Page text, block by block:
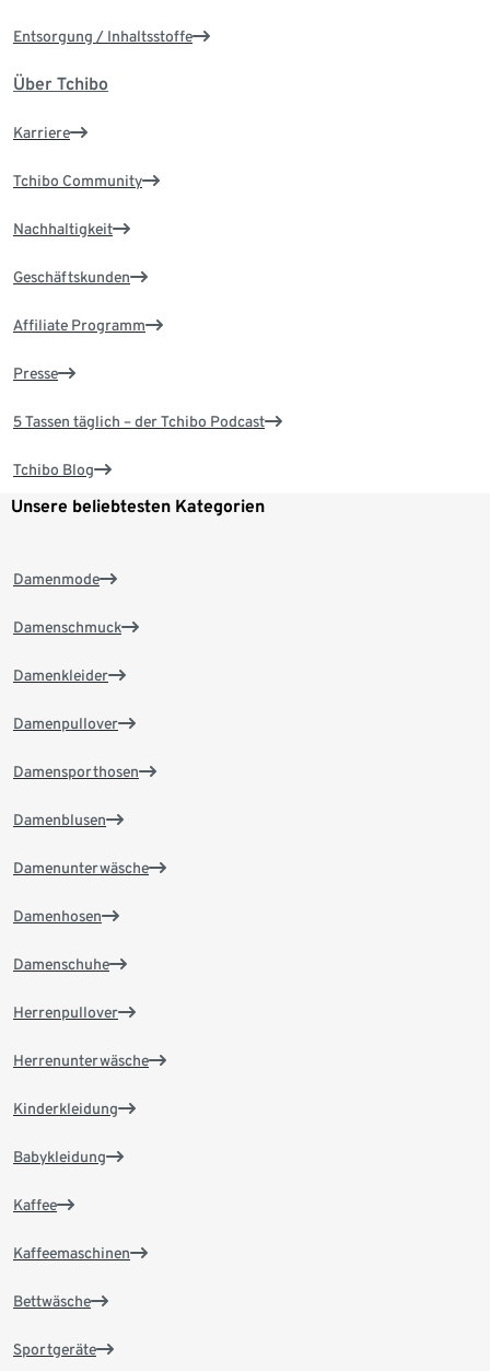
Entsorgung / Inhaltsstoffe
Über Tchibo
Karriere
Tchibo Community
Nachhaltigkeit
Geschäftskunden
Affiliate Programm
Presse
5 Tassen täglich – der Tchibo Podcast
Tchibo Blog
Unsere beliebtesten Kategorien
Damenmode
Damenschmuck
Damenkleider
Damenpullover
Damensporthosen
Damenblusen
Damenunterwäsche
Damenhosen
Damenschuhe
Herrenpullover
Herrenunterwäsche
Kinderkleidung
Babykleidung
Kaffee
Kaffeemaschinen
Bettwäsche
Sportgeräte